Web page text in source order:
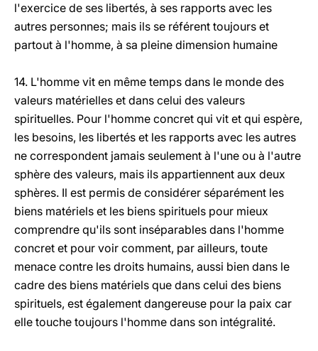
l'exercice de ses libertés, à ses rapports avec les
autres personnes; mais ils se référent toujours et
partout à l'homme, à sa pleine dimension humaine
14. L'homme vit en même temps dans le monde des
valeurs matérielles et dans celui des valeurs
spirituelles. Pour l'homme concret qui vit et qui espère,
les besoins, les libertés et les rapports avec les autres
ne correspondent jamais seulement à l'une ou à l'autre
sphère des valeurs, mais ils appartiennent aux deux
sphères. Il est permis de considérer séparément les
biens matériels et les biens spirituels pour mieux
comprendre qu'ils sont inséparables dans l'homme
concret et pour voir comment, par ailleurs, toute
menace contre les droits humains, aussi bien dans le
cadre des biens matériels que dans celui des biens
spirituels, est également dangereuse pour la paix car
elle touche toujours l'homme dans son intégralité.